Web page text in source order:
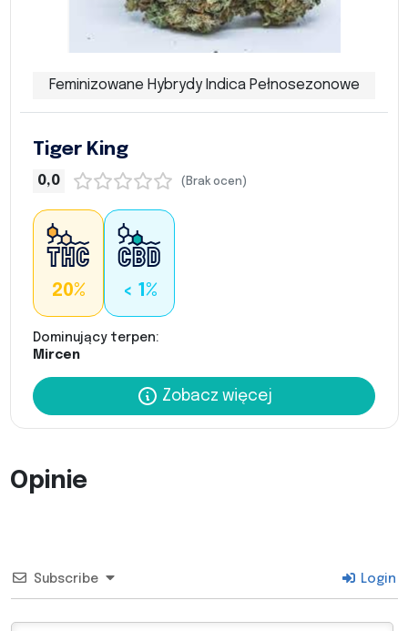
Feminizowane Hybrydy Indica Pełnosezonowe
Tiger King
0,0 (Brak ocen)
20% < 1%
Dominujący terpen:
Mircen
Zobacz więcej
Opinie
Subscribe Login